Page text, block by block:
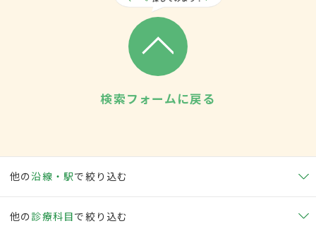
検索フォームに戻る
他の沿線・駅で絞り込む
他の 診療科目で絞り込む